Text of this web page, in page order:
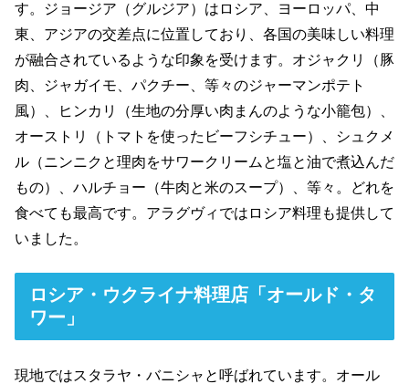
す。ジョージア（グルジア）はロシア、ヨーロッパ、中
東、アジアの交差点に位置しており、各国の美味しい料理
が融合されているような印象を受けます。オジャクリ（豚
肉、ジャガイモ、パクチー、等々のジャーマンポテト
風）、ヒンカリ（生地の分厚い肉まんのような小籠包）、
オーストリ（トマトを使ったビーフシチュー）、シュクメ
ル（ニンニクと理肉をサワークリームと塩と油で煮込んだ
もの）、ハルチョー（牛肉と米のスープ）、等々。どれを
食べても最高です。アラグヴィではロシア料理も提供して
いました。
ロシア・ウクライナ料理店「オールド・タ
ワー」
現地ではスタラヤ・バニシャと呼ばれています。オール